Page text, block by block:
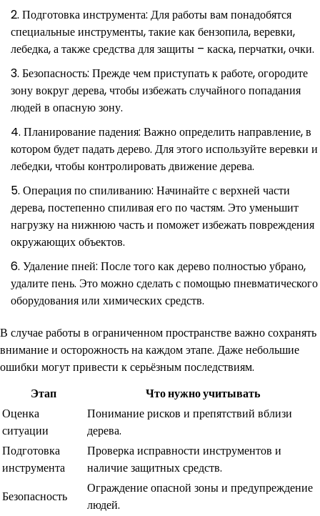
Подготовка инструмента: Для работы вам понадобятся
специальные инструменты, такие как бензопила, веревки,
лебедка, а также средства для защиты – каска, перчатки, очки.
Безопасность: Прежде чем приступать к работе, огородите
зону вокруг дерева, чтобы избежать случайного попадания
людей в опасную зону.
Планирование падения: Важно определить направление, в
котором будет падать дерево. Для этого используйте веревки и
лебедки, чтобы контролировать движение дерева.
Операция по спиливанию: Начинайте с верхней части
дерева, постепенно спиливая его по частям. Это уменьшит
нагрузку на нижнюю часть и поможет избежать повреждения
окружающих объектов.
Удаление пней: После того как дерево полностью убрано,
удалите пень. Это можно сделать с помощью пневматического
оборудования или химических средств.
В случае работы в ограниченном пространстве важно сохранять
внимание и осторожность на каждом этапе. Даже небольшие
ошибки могут привести к серьёзным последствиям.
Этап
Что нужно учитывать
Оценка
ситуации
Понимание рисков и препятствий вблизи
дерева.
Подготовка
инструмента
Проверка исправности инструментов и
наличие защитных средств.
Безопасность
Ограждение опасной зоны и предупреждение
людей.